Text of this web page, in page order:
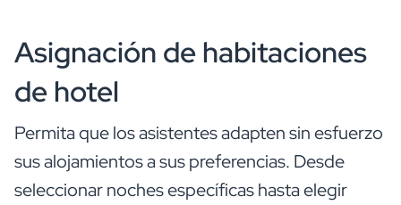
Asignación de habitaciones
de hotel
Permita que los asistentes adapten sin esfuerzo
sus alojamientos a sus preferencias. Desde
seleccionar noches específicas hasta elegir